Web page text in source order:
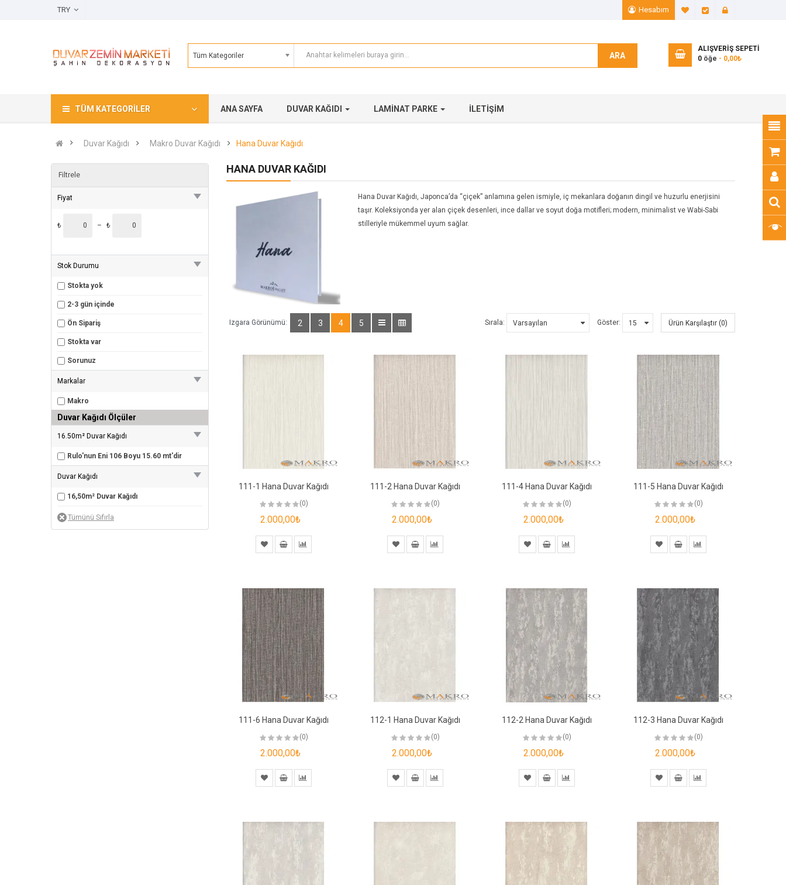
Hesabım A. Listem (0)
Ödeme
Tüm Kategoriler ARA
ALIŞVERIŞ SEPETI
0 öğe - 0,00₺
TÜM KATEGORILER ANA SAYFA DUVAR KAĞIDI LAMINAT PARKE İLETIŞIM
Duvar Kağıdı Makro Duvar Kağıdı Hana Duvar Kağıdı
Filtrele
Fiyat
₺ – ₺
Stok Durumu
Stokta yok
2-3 gün içinde
Ön Sipariş
Stokta var
Sorunuz
Markalar
Makro
Duvar Kağıdı Ölçüler
16.50m² Duvar Kağıdı
Rulo'nun Eni 106 Boyu 15.60 mt'dir
Duvar Kağıdı
16,50m² Duvar Kağıdı
HANA DUVAR KAĞIDI
Hana Duvar Kağıdı, Japonca’da “çiçek” anlamına gelen ismiyle, iç mekanlara doğanın dingil ve huzurlu enerjisini
taşır. Koleksiyonda yer alan çiçek desenleri, ince dallar ve soyut doğa motifleri; modern, minimalist ve Wabi-Sabi
stilleriyle mükemmel uyum sağlar.
Izgara Görünümü: 2 3 4 5 Sırala: Göster: Ürün Karşılaştır (0)
111-1 Hana Duvar Kağıdı
(0)
2.000,00₺
111-2 Hana Duvar Kağıdı
(0)
2.000,00₺
111-4 Hana Duvar Kağıdı
(0)
2.000,00₺
111-5 Hana Duvar Kağıdı
(0)
2.000,00₺
111-6 Hana Duvar Kağıdı
(0)
2.000,00₺
112-1 Hana Duvar Kağıdı
(0)
2.000,00₺
112-2 Hana Duvar Kağıdı
(0)
2.000,00₺
112-3 Hana Duvar Kağıdı
(0)
2.000,00₺